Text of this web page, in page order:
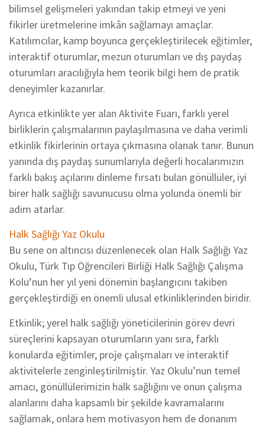
bilimsel gelişmeleri yakından takip etmeyi ve yeni
fikirler üretmelerine imkân sağlamayı amaçlar.
Katılımcılar, kamp boyunca gerçekleştirilecek eğitimler,
interaktif oturumlar, mezun oturumları ve dış paydaş
oturumları aracılığıyla hem teorik bilgi hem de pratik
deneyimler kazanırlar.
Ayrıca etkinlikte yer alan Aktivite Fuarı, farklı yerel
birliklerin çalışmalarının paylaşılmasına ve daha verimli
etkinlik fikirlerinin ortaya çıkmasına olanak tanır. Bunun
yanında dış paydaş sunumlarıyla değerli hocalarımızın
farklı bakış açılarını dinleme fırsatı bulan gönüllüler, iyi
birer halk sağlığı savunucusu olma yolunda önemli bir
adım atarlar.
Halk Sağlığı Yaz Okulu
Bu sene on altıncısı düzenlenecek olan Halk Sağlığı Yaz
Okulu, Türk Tıp Öğrencileri Birliği Halk Sağlığı Çalışma
Kolu’nun her yıl yeni dönemin başlangıcını takiben
gerçekleştirdiği en önemli ulusal etkinliklerinden biridir.
Etkinlik; yerel halk sağlığı yöneticilerinin görev devri
süreçlerini kapsayan oturumların yanı sıra, farklı
konularda eğitimler, proje çalışmaları ve interaktif
aktivitelerle zenginleştirilmiştir. Yaz Okulu’nun temel
amacı, gönüllülerimizin halk sağlığını ve onun çalışma
alanlarını daha kapsamlı bir şekilde kavramalarını
sağlamak, onlara hem motivasyon hem de donanım